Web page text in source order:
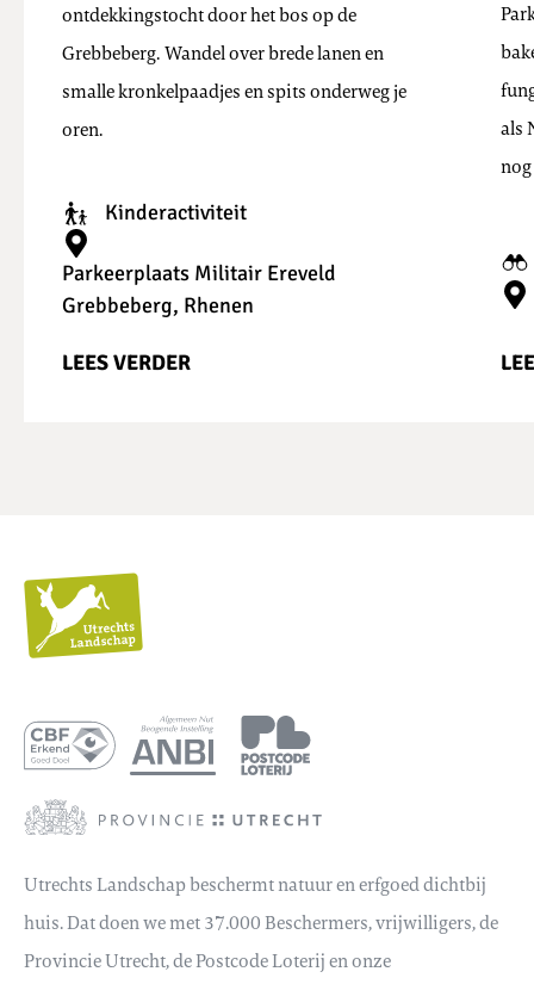
ontdekkingstocht door het bos op de
Grebbeberg. Wandel over brede lanen en
smalle kronkelpaadjes en spits onderweg je
oren.
Kinderactiviteit
Parkeerplaats Militair Ereveld
Grebbeberg, Rhenen
LEES VERDER
als
Utrechts Landschap beschermt natuur en erfgoed dichtbij
huis. Dat doen we met 37.000 Beschermers, vrijwilligers, de
Provincie Utrecht, de Postcode Loterij en onze